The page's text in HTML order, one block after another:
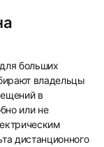
больших
владельцы
в
или не
дистанционного